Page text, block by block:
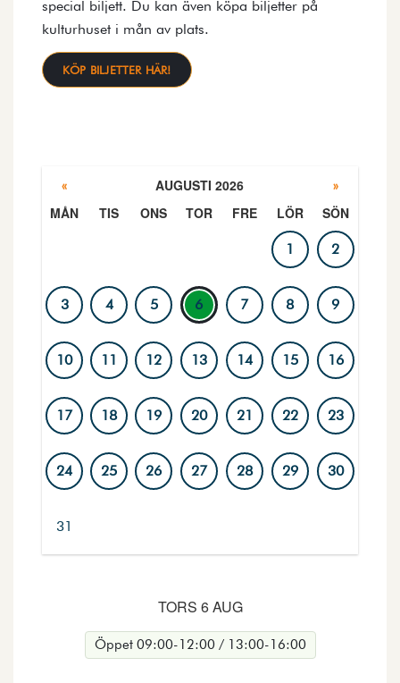
special biljett. Du kan även köpa biljetter på
kulturhuset i mån av plats.
KÖP BILJETTER HÄR!
« AUGUSTI 2026 »
MÅN TIS ONS TOR FRE LÖR SÖN
1 2
3 4 5 6 7 8 9
10 11 12 13 14 15 16
17 18 19 20 21 22 23
24 25 26 27 28 29 30
31
TORS 6 AUG
Öppet 09:00-12:00 / 13:00-16:00